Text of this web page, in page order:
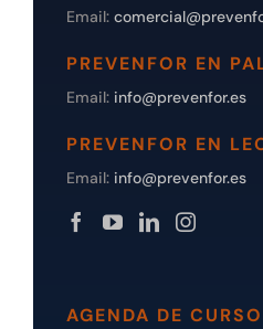
Email:
PREVENFOR EN
Email: info@prevenfor.es
PREVENFOR EN
Email: info@prevenfor.es
AGENDA DE